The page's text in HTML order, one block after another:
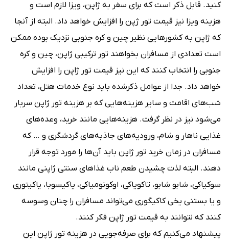
کنید. قابل ذکر است که برای سفر به ژاپن، ویزا لازم است و
هزینه ویزا نیز قیمت تور ژپن را افزایش خواهد داد. البته از آنجا
که ژاپن به کشورهایی نظیر چین و کره جنوبی نزدیک بوده ممکن
است تعدادی از مسافران بخواهند تور ترکیبی ژاپن، چین و کره
جنوبی را انتخاب کنند که این نیز قیمت تور ژاپن را افزایش
خواهد داد. جدا از عوامل ذکرشده باید نوع خدمات هتل، تعداد
شب‌های اقامت و سایر هزینه‌هایی که بر هزینه تور ژاپن سربار
می‌شود نیز در نظر گرفت. هزینه‌هایی مانند خرید، وعده‌های
غذایی ناهار و شام، ورودیه‌های جاذبه‌های گردشگری و … که
مسافران در زمان خرید تور ژاپن باید آن‌ها را مورد توجه قرار
دهند. البته لذت چشیدن طعم ناب غذاهای سنتی ژاپنی مانند
سوکیاکی، شابو شابو، تاکویاکی، اوکونومیاکی، یاکیسوبا، یاکیتوری
و یا بستنی یخی کاکیگوری می‌تواند مسافران را چنان وسوسه
کنند که نتوانند به قیمت تور ژاپن فکر کنند.
پیشنهاد می‌کنیم که برای صرفه‌جویی در هزینه تور ژاپن این